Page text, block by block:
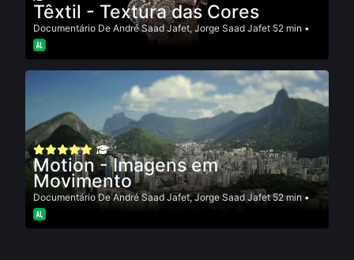
Têxtil - Textura das Cores
Documentário De André Saad Jafet,Jorge Saad Jafet 52 min •
Motion - Imagens em
Movimento
DocumentárioDeAndré Saad Jafet,Jorge Saad Jafet52 min •